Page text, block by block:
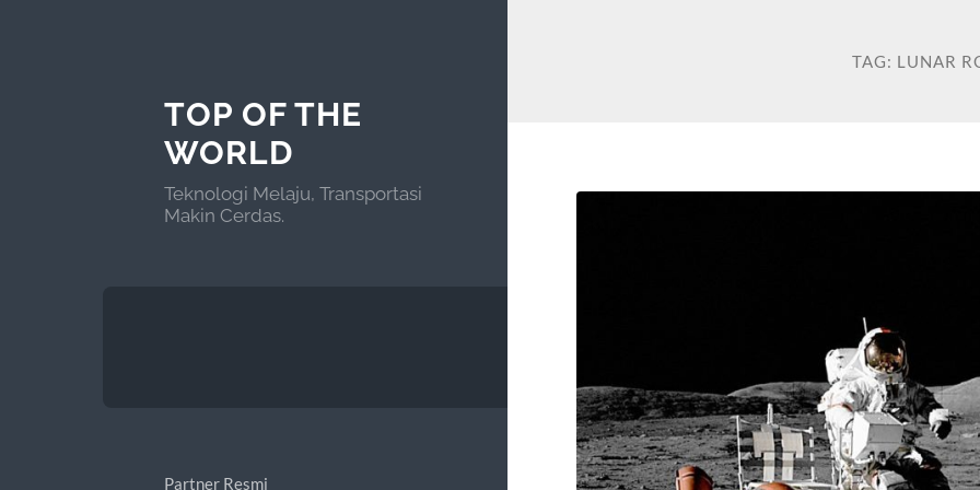
TOP OF THE
WORLD
Teknologi Melaju, Transportasi
Makin Cerdas.
Partner Resmi
TAG: LUNAR